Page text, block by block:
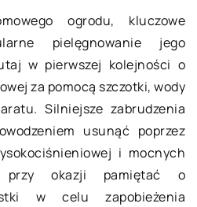
ogrodu, kluczowe
pielęgnowanie jego
w pierwszej kolejności o
za pomocą szczotki, wody
Silniejsze zabrudzenia
usunąć poprzez
i mocnych
przy okazji pamiętać o
w celu zapobieżenia